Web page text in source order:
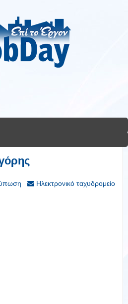
Ηλεκτρονικό ταχυδρομείο